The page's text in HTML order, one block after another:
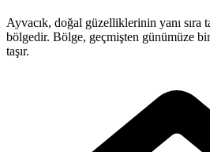
Ayvacık, doğal güzelliklerinin yanı sıra
bölgedir. Bölge, geçmişten günümüze
taşır.